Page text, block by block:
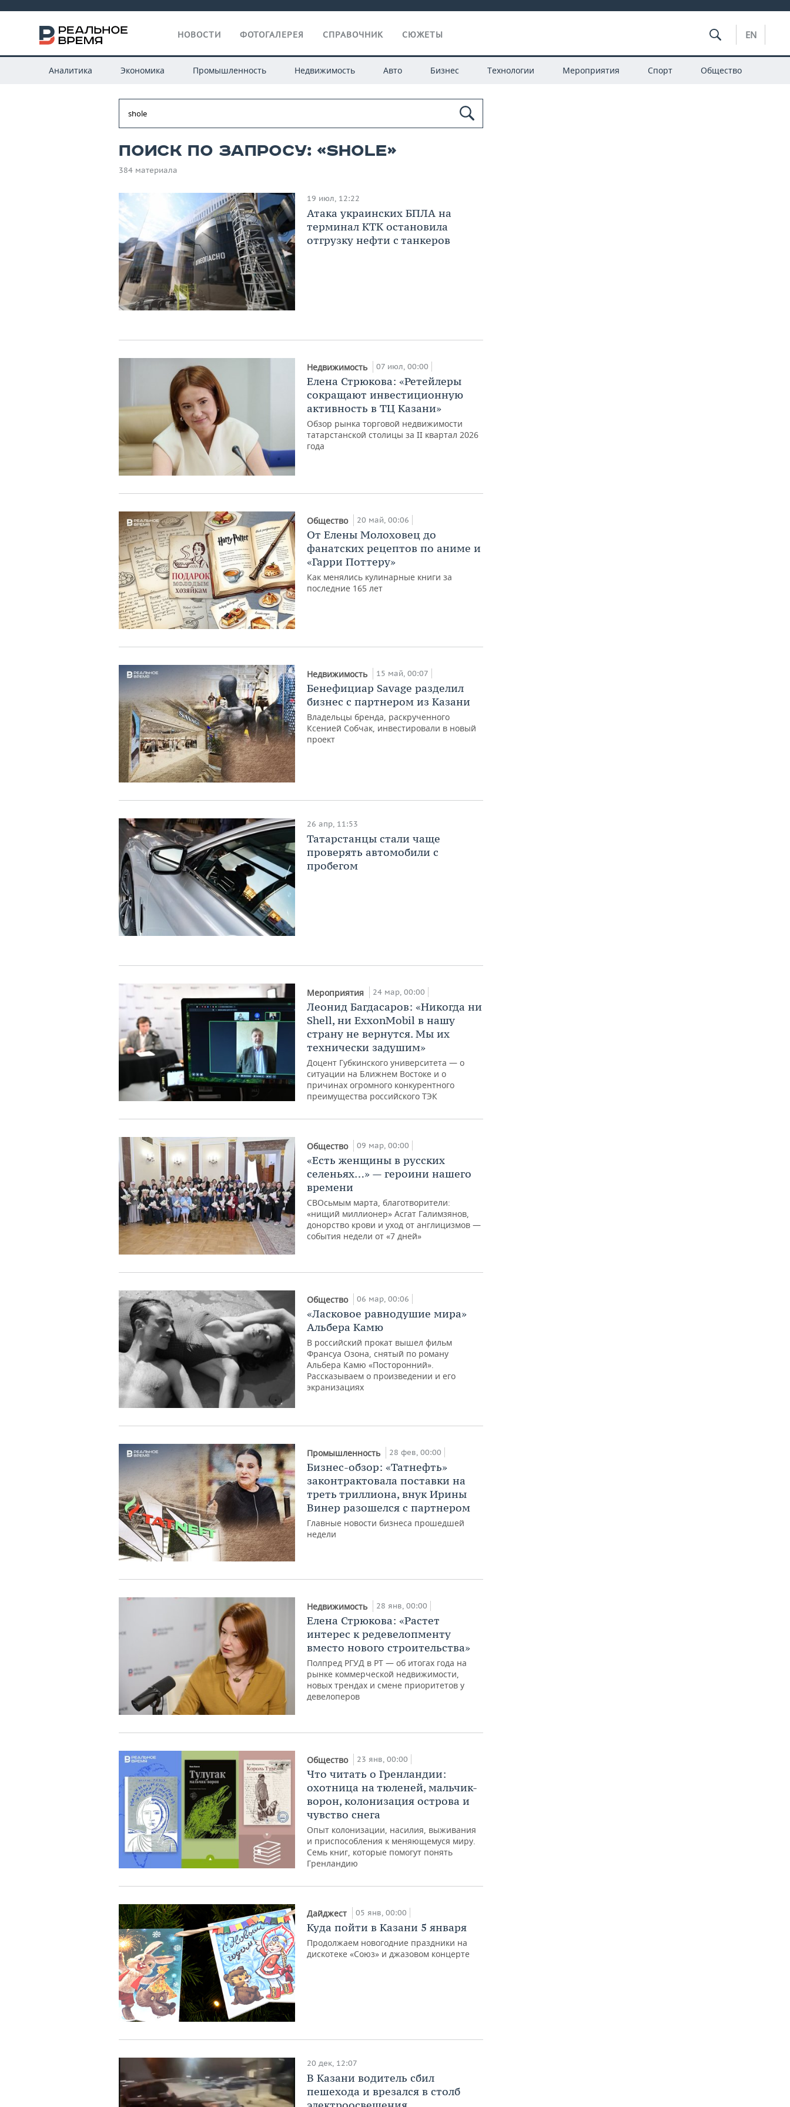
НОВОСТИ ФОТОГАЛЕРЕЯ СПРАВОЧНИК СЮЖЕТЫ EN
Аналитика Экономика Промышленность Недвижимость Авто Бизнес Технологии Мероприятия Спорт Общество
Поиск по запросу: «shole»
384 материала
19 июл, 12:22
Атака украинских БПЛА на
терминал КТК остановила
отгрузку нефти с танкеров
Недвижимость 07 июл, 00:00
Елена Стрюкова: «Ретейлеры
сокращают инвестиционную
активность в ТЦ Казани»
Обзор рынка торговой недвижимости
татарстанской столицы за II квартал 2026
года
Общество 20 май, 00:06
От Елены Молоховец до
фанатских рецептов по аниме и
«Гарри Поттеру»
Как менялись кулинарные книги за
последние 165 лет
Недвижимость 15 май, 00:07
Бенефициар Savage разделил
бизнес с партнером из Казани
Владельцы бренда, раскрученного
Ксенией Собчак, инвестировали в новый
проект
26 апр, 11:53
Татарстанцы стали чаще
проверять автомобили с
пробегом
Мероприятия 24 мар, 00:00
Леонид Багдасаров: «Никогда ни
Shell, ни ExxonMobil в нашу
страну не вернутся. Мы их
технически задушим»
Доцент Губкинского университета — о
ситуации на Ближнем Востоке и о
причинах огромного конкурентного
преимущества российского ТЭК
Общество 09 мар, 00:00
«Есть женщины в русских
селеньях…» — героини нашего
времени
СВОсьмым марта, благотворители:
«нищий миллионер» Асгат Галимзянов,
донорство крови и уход от англицизмов —
события недели от «7 дней»
Общество 06 мар, 00:06
«Ласковое равнодушие мира»
Альбера Камю
В российский прокат вышел фильм
Франсуа Озона, снятый по роману
Альбера Камю «Посторонний».
Рассказываем о произведении и его
экранизациях
Промышленность 28 фев, 00:00
Бизнес-обзор: «Татнефть»
законтрактовала поставки на
треть триллиона, внук Ирины
Винер разошелся с партнером
Главные новости бизнеса прошедшей
недели
Недвижимость 28 янв, 00:00
Елена Стрюкова: «Растет
интерес к редевелопменту
вместо нового строительства»
Полпред РГУД в РТ — об итогах года на
рынке коммерческой недвижимости,
новых трендах и смене приоритетов у
девелоперов
Общество 23 янв, 00:00
Что читать о Гренландии:
охотница на тюленей, мальчик-
ворон, колонизация острова и
чувство снега
Опыт колонизации, насилия, выживания
и приспособления к меняющемуся миру.
Семь книг, которые помогут понять
Гренландию
Дайджест 05 янв, 00:00
Куда пойти в Казани 5 января
Продолжаем новогодние праздники на
дискотеке «Союз» и джазовом концерте
20 дек, 12:07
В Казани водитель сбил
пешехода и врезался в столб